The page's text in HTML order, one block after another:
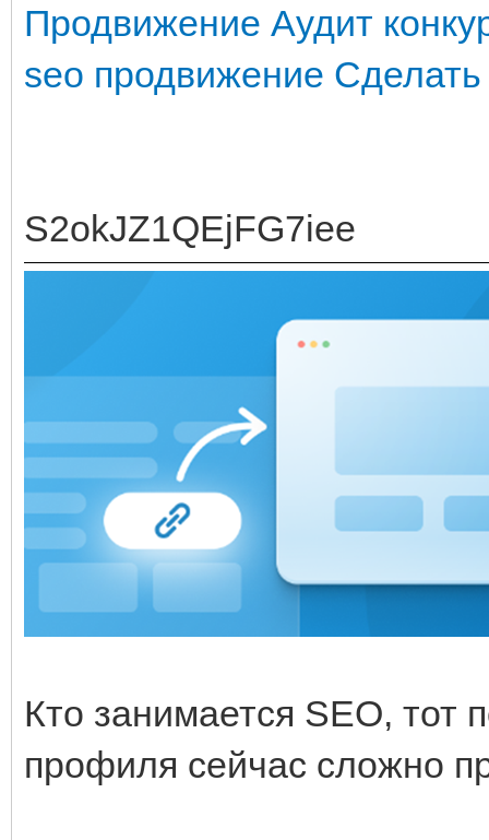
Продвижение Аудит
seo продвижение Сделать
S2okJZ1QEjFG7iee
Кто занимается SEO, тот
профиля сейчас сложно